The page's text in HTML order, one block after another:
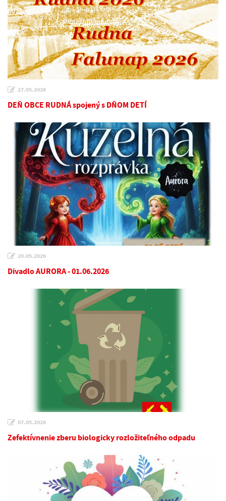
27.05.2026
DEŇ OBCE RUDNÁ spojený s DŇOM DETÍ
20.05.2026
Divadlo AURORA - 01.06.2026
07.05.2026
Zefektívnenie zberu biologicky rozložiteľného odpadu